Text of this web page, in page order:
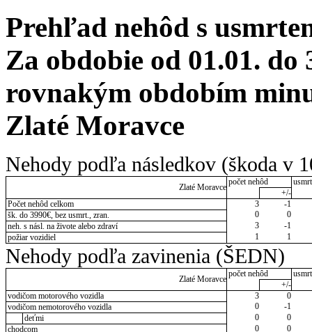
Prehľad nehôd s
Za obdobie od 01.01. do
rovnakým obdobím
Zlaté Moravce
Nehody podľa následkov (škoda v
Zlaté Moravce
počet nehôd
+/-
Počet nehôd celkom
3
-1
šk. do 3990€, bez usmrt., zran.
0
0
neh. s násl. na živote alebo zdraví
3
-1
požiar vozidiel
1 1
Nehody podľa zavinenia (ŠEDN)
Zlaté Moravce
počet nehôd
+/-
vodičom motorového vozidla
3
0
vodičom nemotorového vozidla
0
-1
deťmi
0
0
chodcom
0
0